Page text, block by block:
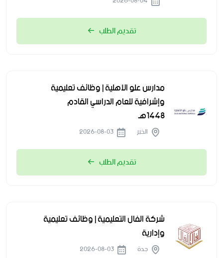
تقديم الطلب
مدارس علو الأهلية | وظائف تعليمية
وإشرافية للعام الدراسي القادم
1448هـ
الخبر
تقديم الطلب
شركة الفال التعليمية | وظائف تعليمية
وإدارية
جدة